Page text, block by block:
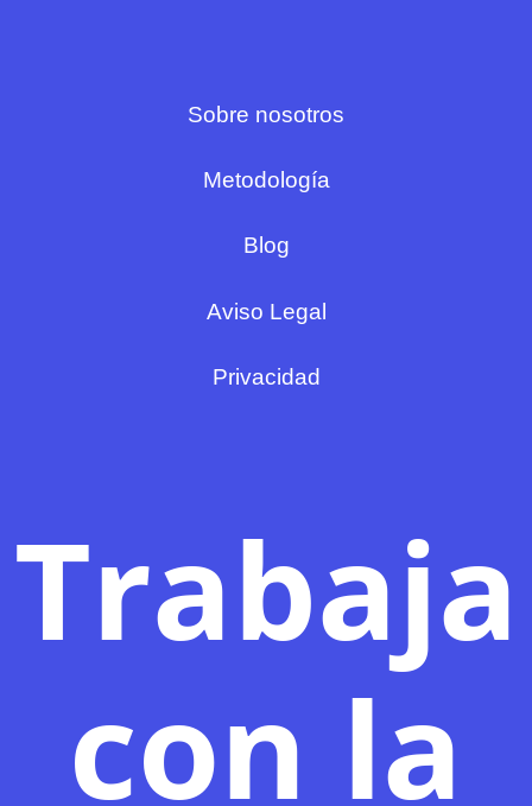
Sobre nosotros
Metodología
Blog
Aviso Legal
Privacidad
Trabaja
con la